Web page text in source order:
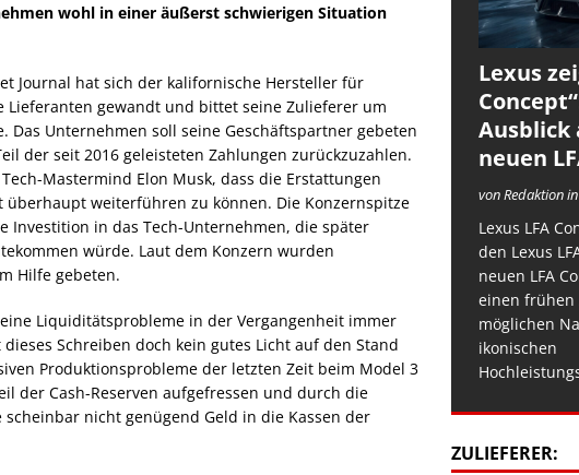
wohl in einer äußerst schwierigen Situation
Journal hat sich der kalifornische Hersteller für
Lieferanten gewandt und bittet seine Zulieferer um
Das Unternehmen soll seine Geschäftspartner gebeten
der seit 2016 geleisteten Zahlungen zurückzuzahlen.
Mastermind Elon Musk, dass die Erstattungen
überhaupt weiterführen zu können. Die Konzernspitze
Investition in das Tech-Unternehmen, die später
würde. Laut dem Konzern wurden
Hilfe gebeten.
Liquiditätsprobleme in der Vergangenheit immer
Schreiben doch kein gutes Licht auf den Stand
Produktionsprobleme der letzten Zeit beim Model 3
der Cash-Reserven aufgefressen und durch die
nicht genügend Geld in die Kassen der
Lexus
Ausblick
neuen
von Redaktion
Lexus LFA
den Lexus
neuen LFA
einen frühen
möglichen
ikonischen
ZULIEFERER: